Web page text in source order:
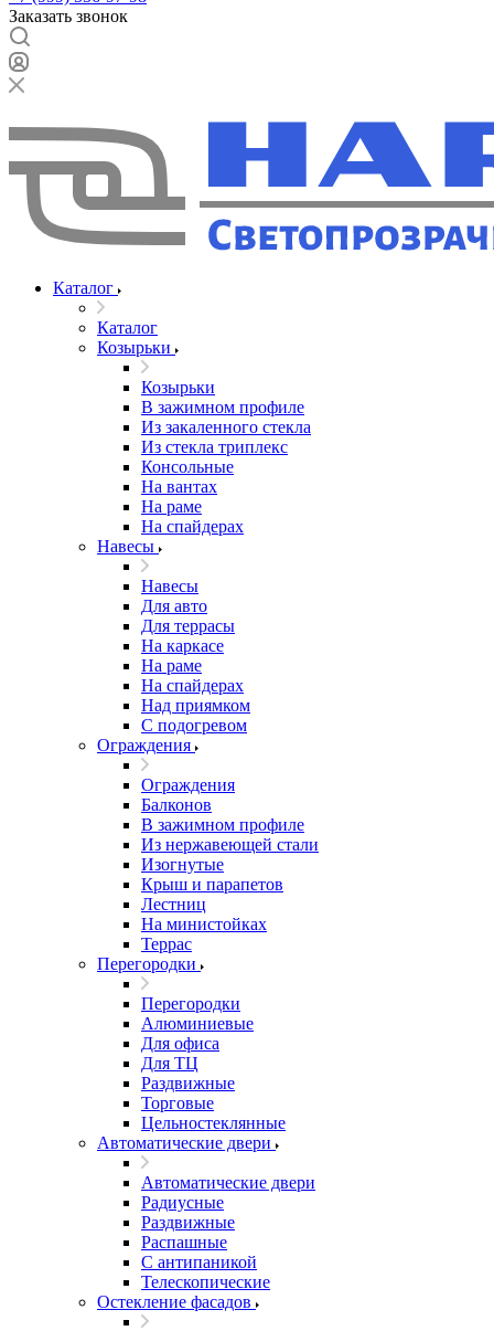
Заказать звонок
Каталог
Каталог
Козырьки
Козырьки
В зажимном профиле
Из закаленного стекла
Из стекла триплекс
Консольные
На вантах
На раме
На спайдерах
Навесы
Навесы
Для авто
Для террасы
На каркасе
На раме
На спайдерах
Над приямком
С подогревом
Ограждения
Ограждения
Балконов
В зажимном профиле
Из нержавеющей стали
Изогнутые
Крыш и парапетов
Лестниц
На министойках
Террас
Перегородки
Перегородки
Алюминиевые
Для офиса
Для ТЦ
Раздвижные
Торговые
Цельностеклянные
Автоматические двери
Автоматические двери
Радиусные
Раздвижные
Распашные
С антипаникой
Телескопические
Остекление фасадов